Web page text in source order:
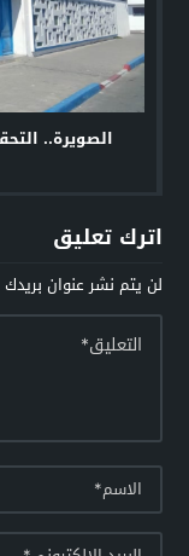
الصويرة..
اترك تعليق
لن يتم نشر عنوان بريدك